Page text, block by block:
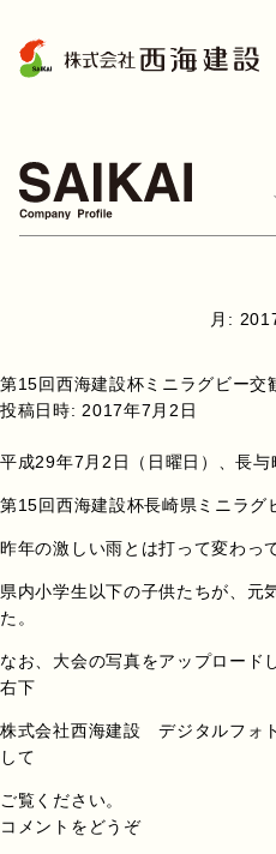
月:
第15回西海建設杯ミニラグビー交
投稿日時: 2017年7月2日
平成29年7月2日（日曜日）、長
第15回西海建設杯長崎県ミニラグ
昨年の激しい雨とは打って変わっ
県内小学生以下の子供たちが、元
た。
なお、大会の写真をアップロード
右下
株式会社西海建設 デジタルフォ
して
ご覧ください。
コメントをどうぞ